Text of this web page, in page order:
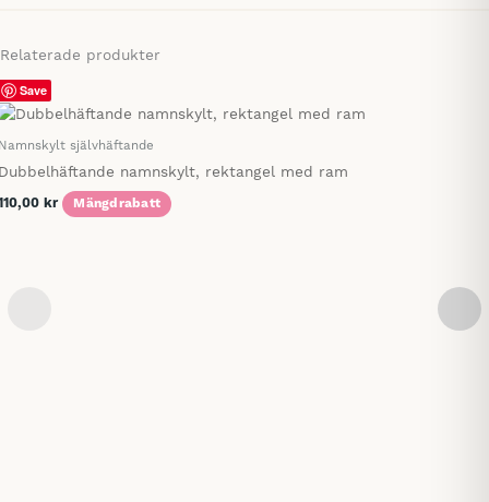
Relaterade produkter
Save
självhäftande
namnskylt, rektangel med ram
kr Mängdrabatt